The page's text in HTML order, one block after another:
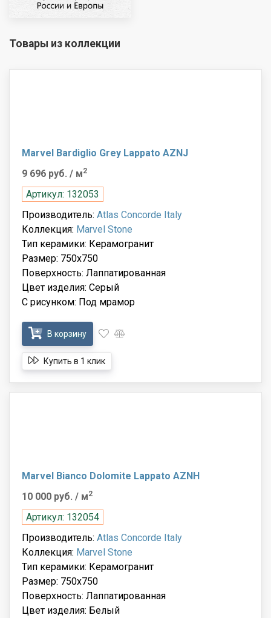
Товары из коллекции
Marvel Bardiglio Grey Lappato AZNJ
9 696 руб. / м2
Артикул: 132053
Производитель: Atlas Concorde Italy
Коллекция: Marvel Stone
Тип керамики: Керамогранит
Размер: 750x750
Поверхность: Лаппатированная
Цвет изделия: Серый
С рисунком: Под мрамор
В корзину
Купить в 1 клик
Marvel Bianco Dolomite Lappato AZNH
10 000 руб. / м2
Артикул: 132054
Производитель: Atlas Concorde Italy
Коллекция: Marvel Stone
Тип керамики: Керамогранит
Размер: 750x750
Поверхность: Лаппатированная
Цвет изделия: Белый